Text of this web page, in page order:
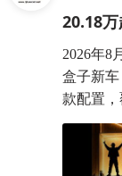
20.18
2026年8
盒子新
款配置，